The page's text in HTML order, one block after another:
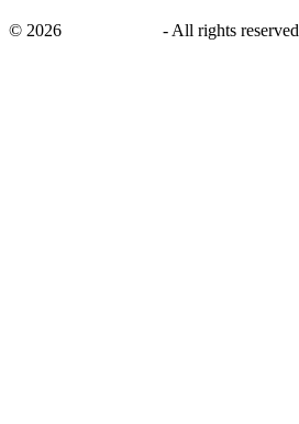
© 2026 - All rights reserved